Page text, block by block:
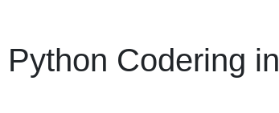
Codering in